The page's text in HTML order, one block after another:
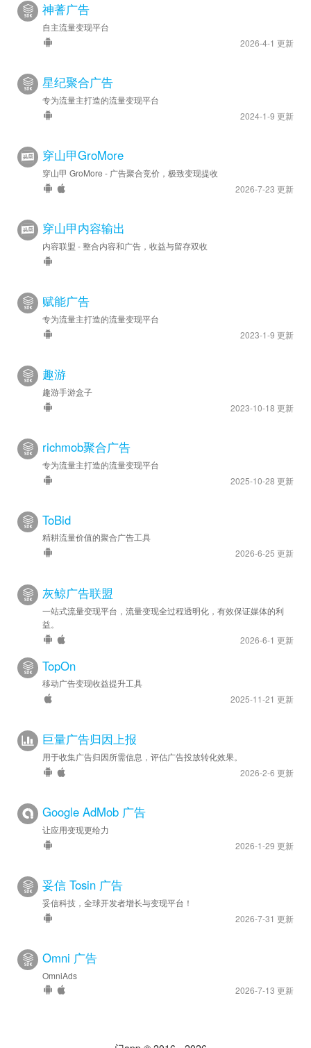
神蓍广告
自主流量变现平台
2026-4-1 更新
星纪聚合广告
专为流量主打造的流量变现平台
2024-1-9 更新
穿山甲GroMore
穿山甲 GroMore - 广告聚合竞价，极致变现提收
2026-7-23 更新
穿山甲内容输出
内容联盟 - 整合内容和广告，收益与留存双收
赋能广告
专为流量主打造的流量变现平台
2023-1-9 更新
趣游
趣游手游盒子
2023-10-18 更新
richmob聚合广告
专为流量主打造的流量变现平台
2025-10-28 更新
ToBid
精耕流量价值的聚合广告工具
2026-6-25 更新
灰鲸广告联盟
一站式流量变现平台，流量变现全过程透明化，有效保证媒体的利
益。
2026-6-1 更新
TopOn
移动广告变现收益提升工具
2025-11-21 更新
巨量广告归因上报
用于收集广告归因所需信息，评估广告投放转化效果。
2026-2-6 更新
Google AdMob 广告
让应用变现更给力
2026-1-29 更新
妥信 Tosin 广告
妥信科技，全球开发者增长与变现平台！
2026-7-31 更新
Omni 广告
OmniAds
2026-7-13 更新